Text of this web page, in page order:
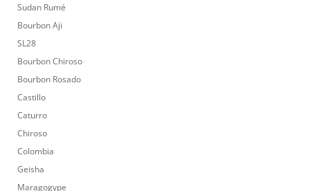
Sudan Rumé
Bourbon Aji
SL28
Bourbon Chiroso
Bourbon Rosado
Castillo
Caturro
Chiroso
Colombia
Geisha
Maragogype